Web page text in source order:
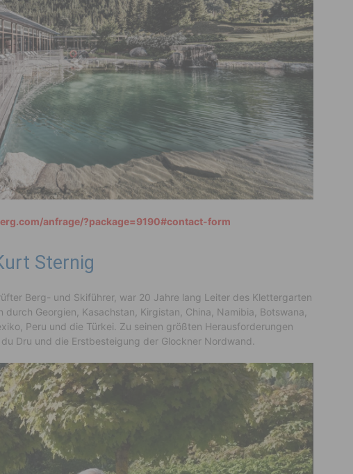
anfrage/?package=9190#contact-form
Sternig
Berg- und Skiführer, war 20 Jahre lang Leiter des Klettergarten
Georgien, Kasachstan, Kirgistan, China, Namibia, Botswana,
Peru und die Türkei. Zu seinen größten Herausforderungen
Dru und die Erstbesteigung der Glockner Nordwand.